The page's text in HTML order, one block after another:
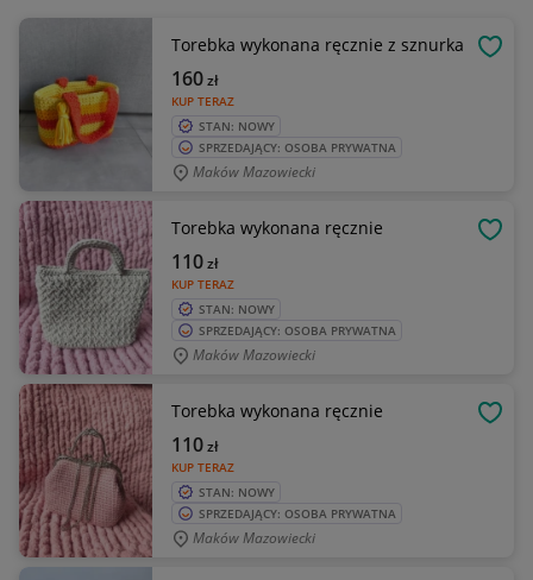
Torebka wykonana ręcznie z sznurka
KUP TERAZ
160zł
STAN: NOWY
SPRZEDAJĄCY: OSOBA PRYWATNA
Maków Mazowiecki
Torebka wykonana ręcznie
KUP TERAZ
110zł
STAN: NOWY
SPRZEDAJĄCY: OSOBA PRYWATNA
Maków Mazowiecki
Torebka wykonana ręcznie
KUP TERAZ
110zł
STAN: NOWY
SPRZEDAJĄCY: OSOBA PRYWATNA
Maków Mazowiecki